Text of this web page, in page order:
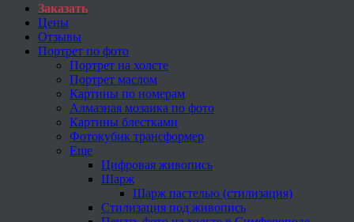
Заказать
Цены
Отзывы
Портрет по фото
Портрет на холсте
Портрет маслом
Картины по номерам
Алмазная мозаика по фото
Картины блестками
Фотокубик трансформер
Еще
Цифровая живопись
Шарж
Шарж пастелью (стилизация)
Стилизация под живопись